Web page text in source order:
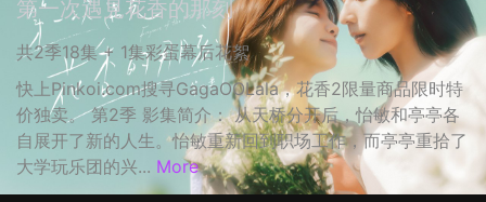
第一次遇見花香的那刻
共2季18集 + 1集彩蛋幕后花絮
快上Pinkoi.com搜寻GagaOOLala，花香2限量商品限时特
价独卖。 第2季 影集简介： 从天桥分开后，怡敏和亭亭各
自展开了新的人生。怡敏重新回到职场工作，而亭亭重拾了
大学玩乐团的兴... More